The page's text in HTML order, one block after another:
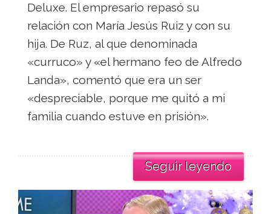
Deluxe. El empresario repasó su
relación con María Jesús Ruiz y con su
hija. De Ruz, al que denominada
«curruco» y «el hermano feo de Alfredo
Landa», comentó que era un ser
«despreciable, porque me quitó a mi
familia cuando estuve en prisión».
Seguir leyendo